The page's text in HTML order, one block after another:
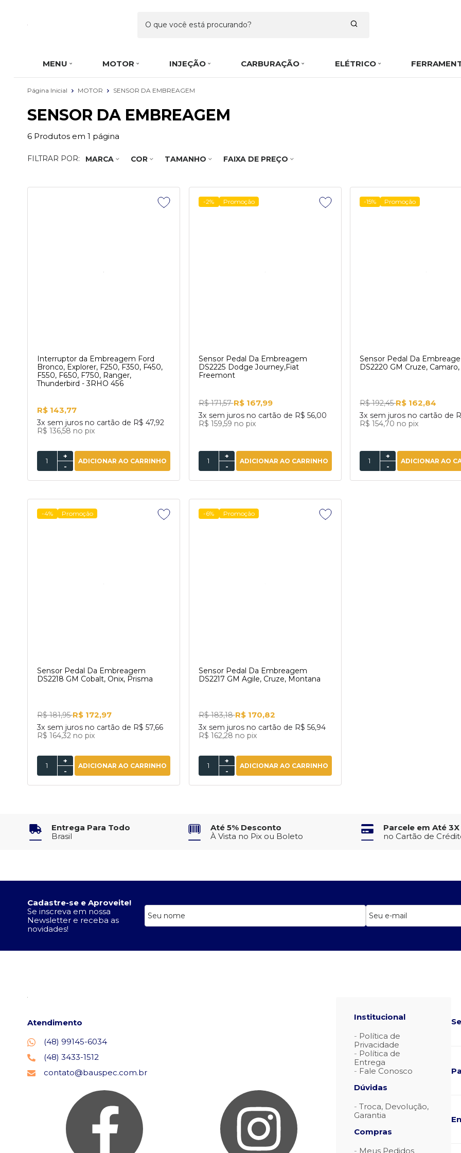
MENU MOTOR INJEÇÃO CARBURAÇÃO ELÉTRICO
Página Inicial MOTOR SENSOR DA EMBREAGEM
SENSOR DA EMBREAGEM
6 Produtos em 1 página
FILTRAR POR: MARCA COR TAMANHO FAIXA DE PREÇO
Interruptor da Embreagem Ford
Bronco, Explorer, F250, F350, F450,
F550, F650, F750, Ranger,
Thunderbird - 3RHO 456
R$ 143,77
3x sem juros no cartão de R$ 47,92
R$ 136,58 no pix
-
+
ADICIONAR AO CARRINHO
-2% Promoção
Sensor Pedal Da Embreagem
DS2225 Dodge Journey,Fiat
Freemont
R$ 171,57R$ 167,99
3x sem juros no cartão de R$ 56,00
R$ 159,59 no pix
-
+
ADICIONAR AO CARRINHO
-15% Promoção
Sensor Pedal Da
DS2220 GM Cruze,
R$ 192,45R$ 162,84
3x sem juros no cartão de
R$ 154,70 no pix
-
+
ADICIONAR AO
-4% Promoção
Sensor Pedal Da Embreagem
DS2218 GM Cobalt, Onix, Prisma
R$ 181,95R$ 172,97
3x sem juros no cartão de R$ 57,66
R$ 164,32 no pix
-
+
ADICIONAR AO CARRINHO
-6% Promoção
Sensor Pedal Da Embreagem
DS2217 GM Agile, Cruze, Montana
R$ 183,18R$ 170,82
3x sem juros no cartão de R$ 56,94
R$ 162,28 no pix
-
+
ADICIONAR AO CARRINHO
Entrega Para Todo
Brasil
Até 5% Desconto
À Vista no Pix ou Boleto
Parcele em Até 3X
no Cartão de
Cadastre-se e Aproveite!
Se inscreva em nossa
Newsletter e receba as
novidades!
Atendimento
(48) 99145-6034
(48) 3433-1512
contato@bauspec.com.br
Institucional
Política de
Privacidade
Política de
Entrega
Fale Conosco
Dúvidas
Troca, Devolução,
Garantia
Compras
Meus Pedidos